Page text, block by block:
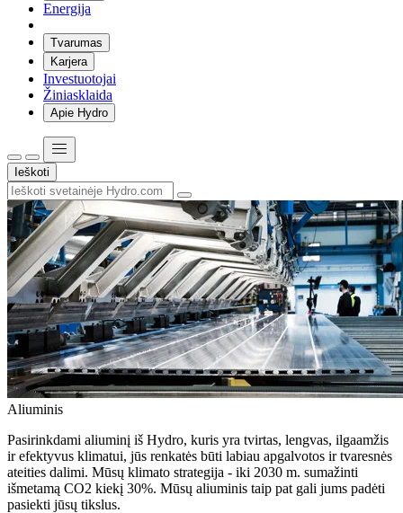
Energija
Tvarumas
Karjera
Investuotojai
Žiniasklaida
Apie Hydro
Ieškoti
Aliuminis
Pasirinkdami aliuminį iš Hydro, kuris yra tvirtas, lengvas, ilgaamžis
ir efektyvus klimatui, jūs renkatės būti labiau apgalvotos ir tvaresnės
ateities dalimi. Mūsų klimato strategija - iki 2030 m. sumažinti
išmetamą CO2 kiekį 30%. Mūsų aliuminis taip pat gali jums padėti
pasiekti jūsų tikslus.